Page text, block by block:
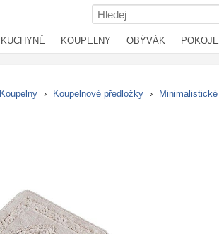
KUCHYNĚ KOUPELNY OBÝVÁK POKOJE
Koupelny › Koupelnové předložky › Minimalistické